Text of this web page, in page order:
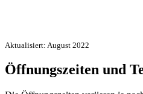
Aktualisiert: August 2022
Öffnungszeiten und